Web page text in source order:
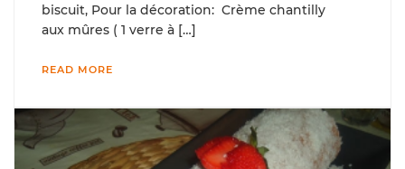
biscuit, Pour la décoration: Crème chantilly
aux mûres ( 1 verre à […]
READ MORE